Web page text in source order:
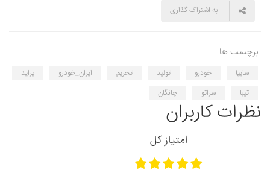
به اشتراک گذاری
برچسب ها
سایپا خودرو تولید تحریم ایران_خودرو
پراید
تیبا
سراتو چانگان
نظرات کاربران
امتیاز کل